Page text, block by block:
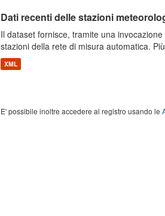
Dati recenti delle stazioni
Il dataset fornisce, tramite una
stazioni della rete di misura automatica.
XML
E' possibile inoltre accedere al registro usando le